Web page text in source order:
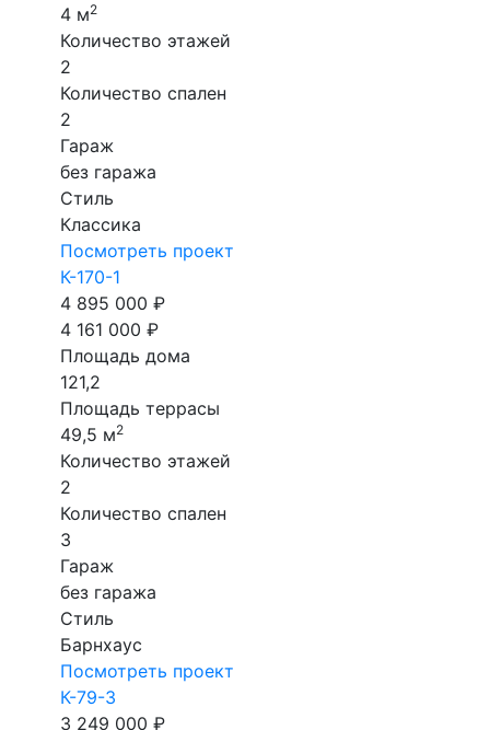
4 м2
Количество этажей
2
Количество спален
2
Гараж
без гаража
Стиль
Классика
Посмотреть проект
К-170-1
4 895 000 ₽
4 161 000 ₽
Площадь дома
121,2
Площадь террасы
49,5 м2
Количество этажей
2
Количество спален
3
Гараж
без гаража
Стиль
Барнхаус
Посмотреть проект
К-79-3
3 249 000 ₽